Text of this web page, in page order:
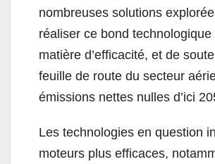
nombreuses solutions
réaliser ce bond technologique
matière d’efficacité, et de
feuille de route du secteur
émissions nettes nulles d’ici
Les technologies en question
moteurs plus efficaces,